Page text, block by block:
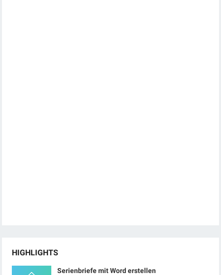
HIGHLIGHTS
Serienbriefe mit Word erstellen